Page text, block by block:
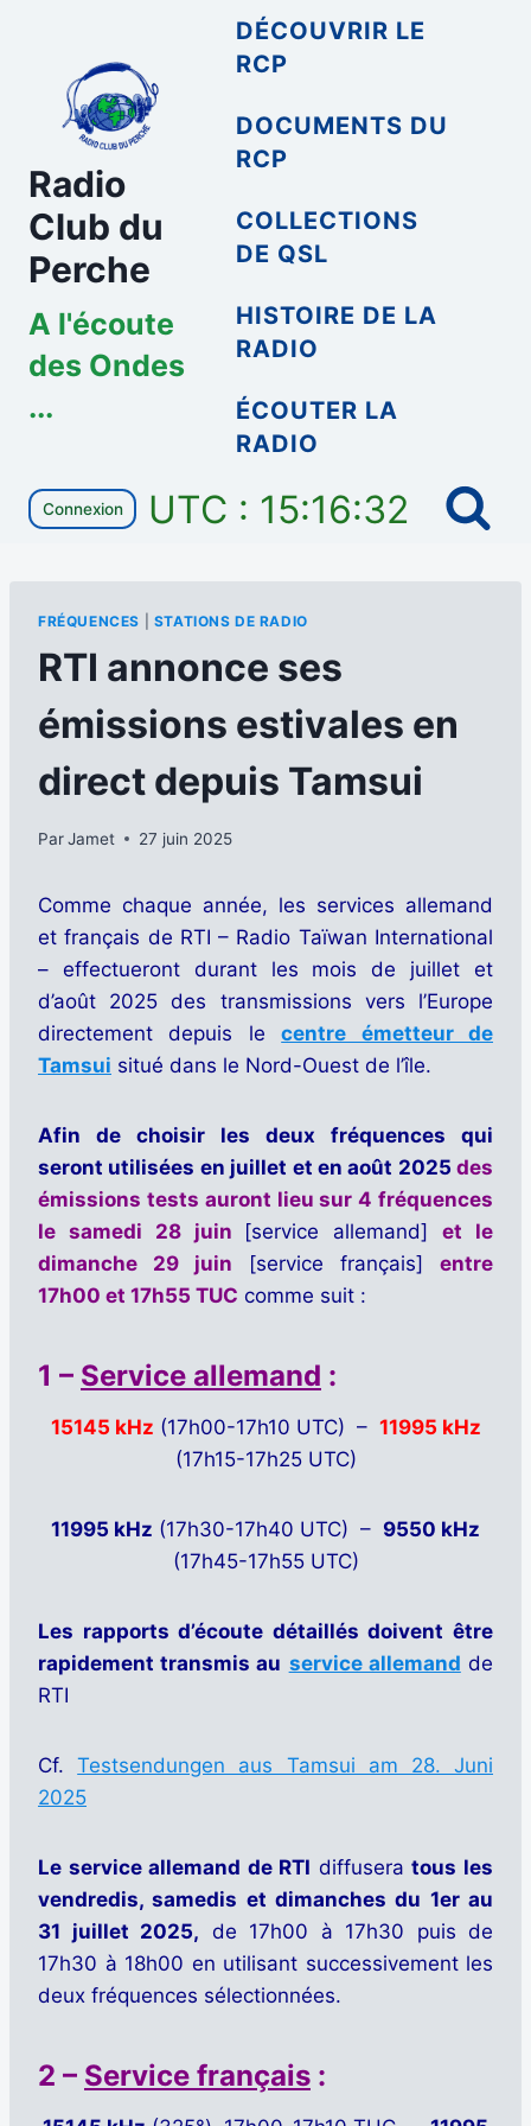
contenu
Radio
Club du
Perche
A l'écoute
des Ondes
...
DÉCOUVRIR LE
RCP
DOCUMENTS DU
RCP
COLLECTIONS
DE QSL
HISTOIRE DE LA
RADIO
ÉCOUTER LA
RADIO
Connexion UTC : 15:16:33
FRÉQUENCES STATIONS DE RADIO
RTI annonce ses
émissions estivales en
direct depuis Tamsui
ParJamet 27 juin 2025
Comme chaque année, les services allemand
et français de RTI – Radio Taïwan International
– effectueront durant les mois de juillet et
d’août 2025 des transmissions vers l’Europe
directement depuis lecentre émetteur de
Tamsui situé dans le Nord-Ouest de l’île.
Afin de choisir les deux fréquences qui
seront utilisées en juillet et en août 2025 des
émissions tests auront lieu sur 4 fréquences
le samedi 28 juin [service allemand]et le
dimanche 29 juin [service français] entre
17h00 et 17h55 TUC comme suit :
1 – Service allemand :
15145 kHz (17h00-17h10 UTC) – 11995 kHz
(17h15-17h25 UTC)
11995 kHz (17h30-17h40 UTC) – 9550 kHz
(17h45-17h55 UTC)
Les rapports d’écoute détaillés doivent être
rapidement transmis au service allemand de
RTI
Cf.Testsendungen aus Tamsui am 28. Juni
2025
Le service allemand de RTI diffuseratous les
vendredis, samedis et dimanches du 1er au
31 juillet 2025, de 17h00 à 17h30 puis de
17h30 à 18h00 en utilisant successivement les
deux fréquences sélectionnées.
2 – Service français :